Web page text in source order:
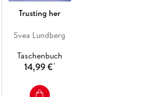
wichtig, der Einzige für Caden zu
Trusting her
Svea Lundberg
Taschenbuch
14,99 €*